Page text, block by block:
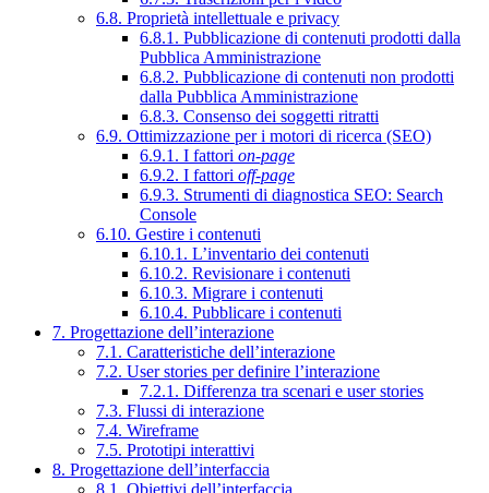
6.8. Proprietà intellettuale e privacy
6.8.1. Pubblicazione di contenuti prodotti dalla
Pubblica Amministrazione
6.8.2. Pubblicazione di contenuti non prodotti
dalla Pubblica Amministrazione
6.8.3. Consenso dei soggetti ritratti
6.9. Ottimizzazione per i motori di ricerca (SEO)
6.9.1. I fattori on-page
6.9.2. I fattori off-page
6.9.3. Strumenti di diagnostica SEO: Search
Console
6.10. Gestire i contenuti
6.10.1. L’inventario dei contenuti
6.10.2. Revisionare i contenuti
6.10.3. Migrare i contenuti
6.10.4. Pubblicare i contenuti
7. Progettazione dell’interazione
7.1. Caratteristiche dell’interazione
7.2. User stories per definire l’interazione
7.2.1. Differenza tra scenari e user stories
7.3. Flussi di interazione
7.4. Wireframe
7.5. Prototipi interattivi
8. Progettazione dell’interfaccia
8.1. Obiettivi dell’interfaccia